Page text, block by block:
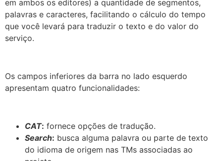
em ambos os editores) a quantidade de segmentos,
palavras e caracteres, facilitando o cálculo do tempo
que você levará para traduzir o texto e do valor do
serviço.
Os campos inferiores da barra no lado esquerdo
apresentam quatro funcionalidades:
CAT: fornece opções de tradução.
Search: busca alguma palavra ou parte de texto
do idioma de origem nas TMs associadas ao